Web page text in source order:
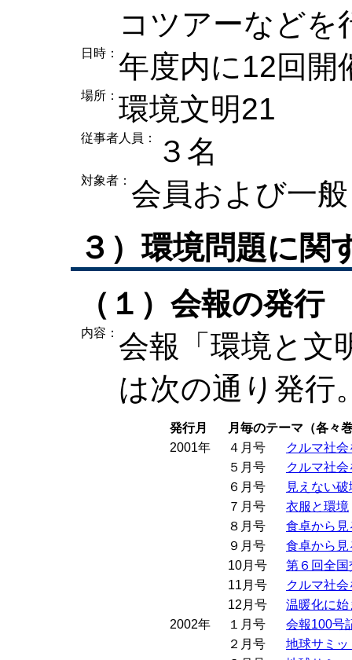
コツアーなどを
日時： 年度内に12回開
場所： 環境文明21
従事者人員： ３名
対象者： 会員および一
３）環境問題に関
（１）会報の発行
内容： 会報「環境と文
は次の通り発行
発行月
月毎のテーマ（各々
2001年
４月号
クルマ社
５月号
クルマ社
６月号
見えない破
７月号
衣服と環境
８月号
食卓から
９月号
食卓から
10月号
第６回全国
11月号
クルマ社
12月号
温暖化に
2002年
１月号
会報100号
２月号
地球サミ